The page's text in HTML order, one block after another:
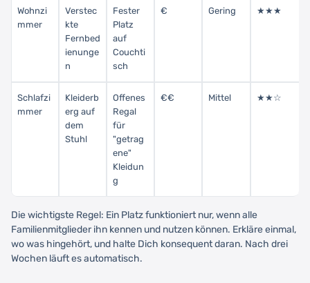
Wohnzi
mmer
Verstec
kte
Fernbed
ienunge
n
Fester
Platz
auf
Couchti
sch
€ Gering ★★★
Schlafzi
mmer
Kleiderb
erg auf
dem
Stuhl
Offenes
Regal
für
"getrag
ene"
Kleidun
g
€€ Mittel ★★☆
Die wichtigste Regel: Ein Platz funktioniert nur, wenn alle
Familienmitglieder ihn kennen und nutzen können. Erkläre einmal,
wo was hingehört, und halte Dich konsequent daran. Nach drei
Wochen läuft es automatisch.